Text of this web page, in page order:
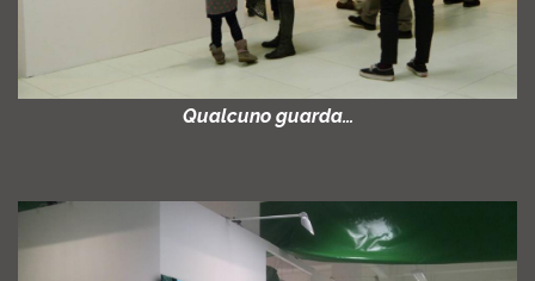
Qualcuno guarda…